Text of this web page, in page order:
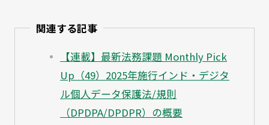
関連する記事
【連載】最新法務課題 Monthly Pick
Up（49）2025年施行インド・デジタ
ル個人データ保護法/規則
（DPDPA/DPDPR）の概要